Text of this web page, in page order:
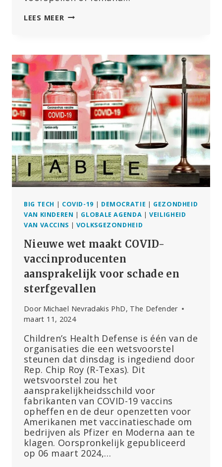
LEES MEER HET
NAAR
EEN
BRAVE
NEW
WORLD:
NIEUWE
AI-
TOOL
VOORSPELT
WIE
VACCIN
GAAT
WEIGEREN
BIG TECH | COVID-19 | DEMOCRATIE | GEZONDHEID
VAN KINDEREN | GLOBALE AGENDA |VEILIGHEID
VAN VACCINS | VOLKSGEZONDHEID
Nieuwe wet maakt COVID-
vaccinproducenten
aansprakelijk voor schade en
sterfgevallen
Door Michael Nevradakis PhD, The Defender
maart 11, 2024
Children’s Health Defense is één van de
organisaties die een wetsvoorstel
steunen dat dinsdag is ingediend door
Rep. Chip Roy (R-Texas). Dit
wetsvoorstel zou het
aansprakelijkheidsschild voor
fabrikanten van COVID-19 vaccins
opheffen en de deur openzetten voor
Amerikanen met vaccinatieschade om
bedrijven als Pfizer en Moderna aan te
klagen. Oorspronkelijk gepubliceerd
op 06 maart 2024,…